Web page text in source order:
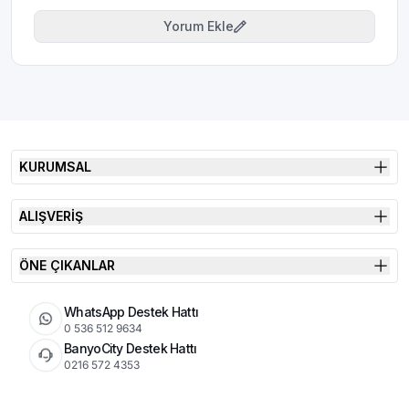
Yorum Ekle
KURUMSAL
ALIŞVERİŞ
ÖNE ÇIKANLAR
WhatsApp Destek Hattı
0 536 512 9634
BanyoCity Destek Hattı
0216 572 4353